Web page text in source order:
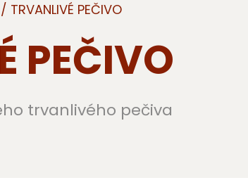
TRVANLIVÉ PEČIVO
PEČIVO
trvanlivého pečiva